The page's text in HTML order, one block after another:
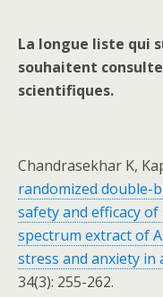
La longue liste qui
souhaitent
scientifiques.
Chandrasekhar K,
randomized double-
safety and efficacy
spectrum extract of
stress and anxiety in
34(3): 255-262.